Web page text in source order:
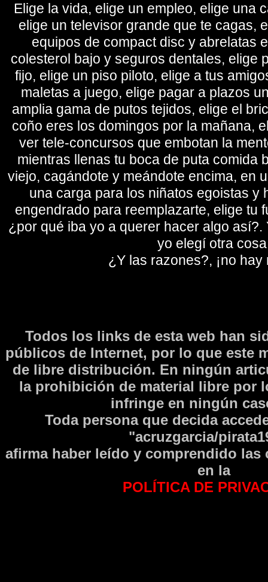
Elige la vida, elige un empleo, elige una
elige un televisor grande que te cagas,
equipos de compact disc y abrelatas
colesterol bajo y seguros dentales, elige
fijo, elige un piso piloto, elige a tus
maletas a juego, elige pagar a plazos
amplia gama de putos tejidos, elige el
coño eres los domingos por la mañana,
ver tele-concursos que embotan la
mientras llenas tu boca de puta comida
viejo, cagándote y meándote encima, en
una carga para los niñatos egoistas y
engendrado para reemplazarte, elige tu
¿por qué iba yo a querer hacer algo así?.
yo elegí otra
¿Y las razones?, ¡no hay
Todos los links de esta web han
públicos de Internet, por lo que este
de libre distribución. En ningún
la prohibición de material libre por
infringe en ningún
Toda persona que decida
"acruzgarcia/
afirma haber leí­do y comprendido las
en la
POLÍTICA DE